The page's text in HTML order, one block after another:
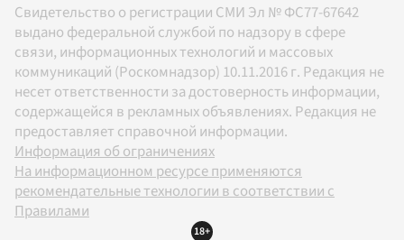
Свидетельство о регистрации СМИ Эл № ФС77-67642
выдано федеральной службой по надзору в сфере
связи, информационных технологий и массовых
коммуникаций (Роскомнадзор) 10.11.2016 г. Редакция не
несет ответственности за достоверность информации,
содержащейся в рекламных объявлениях. Редакция не
предоставляет справочной информации.
Информация об ограничениях
На информационном ресурсе применяются
рекомендательные технологии в соответствии с
Правилами
18+